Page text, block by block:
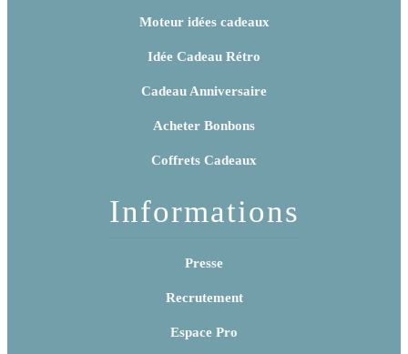
Moteur idées cadeaux
Idée Cadeau Rétro
Cadeau Anniversaire
Acheter Bonbons
Coffrets Cadeaux
Informations
Presse
Recrutement
Espace Pro